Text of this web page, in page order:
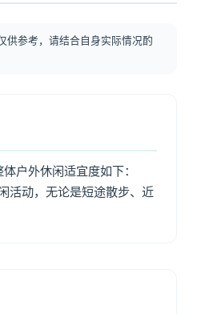
供参考，请结合自身实际情况酌
户外休闲适宜度如下：
活动，无论是短途散步、近